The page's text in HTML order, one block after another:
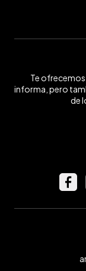
Te
informa, pero
de